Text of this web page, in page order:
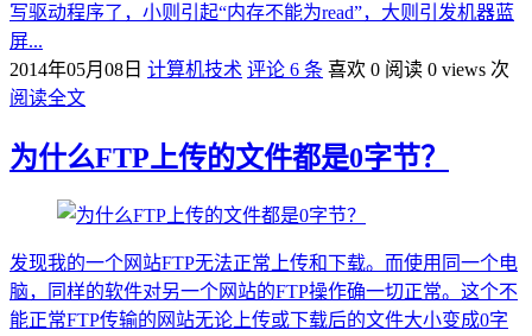
写驱动程序了，小则引起“内存不能为read”，大则引发机器蓝
屏...
2014年05月08日 计算机技术 评论 6 条 喜欢 0 阅读 0 views 次
阅读全文
为什么FTP上传的文件都是0字节？
发现我的一个网站FTP无法正常上传和下载。而使用同一个电
脑，同样的软件对另一个网站的FTP操作确一切正常。这个不
能正常FTP传输的网站无论上传或下载后的文件大小变成0字